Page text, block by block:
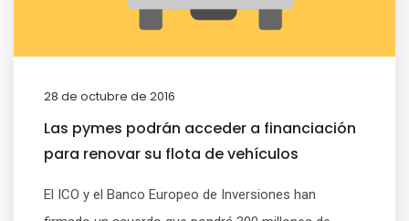
28 de octubre de 2016
Las pymes podrán acceder a financiación
para renovar su flota de vehículos
El ICO y el Banco Europeo de Inversiones han